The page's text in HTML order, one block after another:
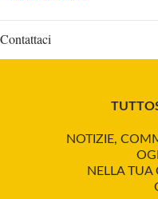
Contattaci
NOTIZIE,
NELLA TUA